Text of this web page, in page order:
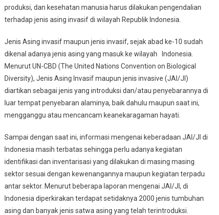
produksi, dan kesehatan manusia harus dilakukan pengendalian
terhadap jenis asing invasif di wilayah Republik Indonesia.
Jenis Asing invasif maupun jenis invasif, sejak abad ke-10 sudah
dikenal adanya jenis asing yang masuk ke wilayah Indonesia.
Menurut UN-CBD (The United Nations Convention on Biological
Diversity), Jenis Asing Invasif maupun jenis invasive (JAI/JI)
diartikan sebagai jenis yang introduksi dan/atau penyebarannya di
luar tempat penyebaran alaminya, baik dahulu maupun saat ini,
mengganggu atau mencancam keanekaragaman hayati.
Sampai dengan saat ini, informasi mengenai keberadaan JAI/JI di
Indonesia masih terbatas sehingga perlu adanya kegiatan
identifikasi dan inventarisasi yang dilakukan di masing masing
sektor sesuai dengan kewenangannya maupun kegiatan terpadu
antar sektor. Menurut beberapa laporan mengenai JAI/JI, di
Indonesia diperkirakan terdapat setidaknya 2000 jenis tumbuhan
asing dan banyak jenis satwa asing yang telah terintroduksi.